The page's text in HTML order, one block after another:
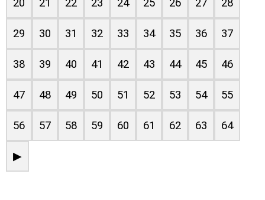
20 21 22 23 24 25 26 27 28
29 30 31 32 33 34 35 36 37
38 39 40 41 42 43 44 45 46
47 48 49 50 51 52 53 54 55
56 57 58 59 60 61 62 63 64
▶